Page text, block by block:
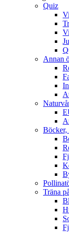
Quiz
Annan
Böcker,
Träna